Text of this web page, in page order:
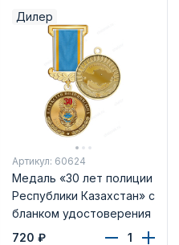
Дилер
Артикул: 60624
Медаль «30 лет полиции
Республики Казахстан» с
бланком удостоверения
720 ₽